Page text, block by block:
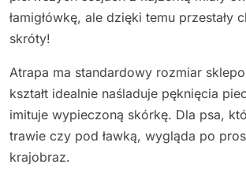
łamigłówkę, ale dzięki temu przestały
skróty!
Atrapa ma standardowy rozmiar
kształt idealnie naśladuje pęknięcia
imituje wypieczoną skórkę. Dla psa,
trawie czy pod ławką, wygląda po
krajobraz.